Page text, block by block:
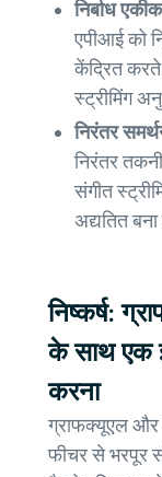
निर्बाध
एपीआई को
केंद्रित
स्ट्रीमिंग
निरंतर
निरंतर
संगीत
अद्यतित
निष्कर्ष:
के साथ एक
करना
ग्राफक्यूएल और
फीचर से भरपूर